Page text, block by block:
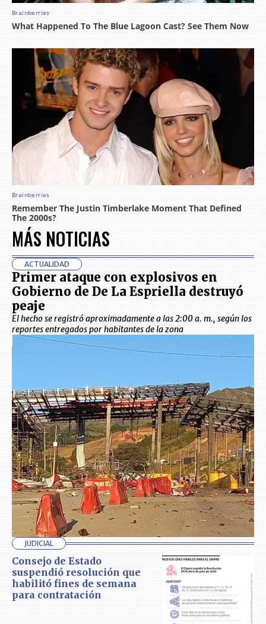
MÁS NOTICIAS
ACTUALIDAD
Primer ataque con explosivos en
Gobierno de De La Espriella destruyó
peaje
El hecho se registró aproximadamente a las 2:00 a. m., según los
reportes entregados por habitantes de la zona
JUDICIAL
Consejo de Estado
suspendió resolución que
habilitó fines de semana
para contratación